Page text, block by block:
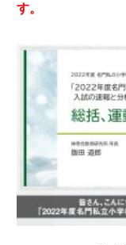
す。